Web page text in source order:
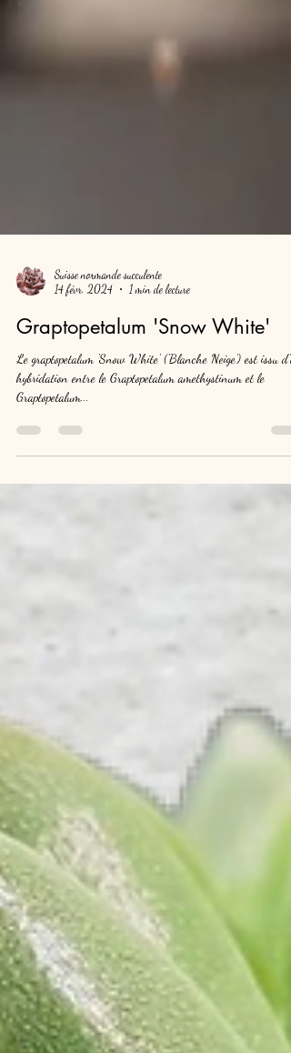
14 févr. 2024
1 min de lecture
Graptopetalum 'Snow White'
Le graptopetalum 'Snow White' ('Blanche Neige') est issu
Graptopetalum...